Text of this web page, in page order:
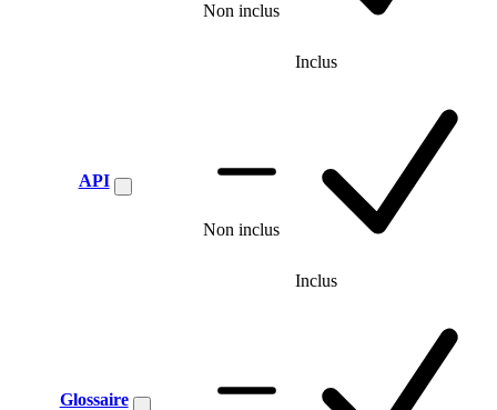
Non inclus
Inclus
API
Non inclus
Inclus
Glossaire